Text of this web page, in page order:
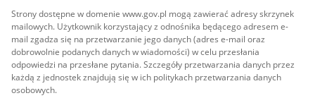
Strony dostępne w domenie www.gov.pl mogą zawierać adresy skrzynek
mailowych. Użytkownik korzystający z odnośnika będącego adresem e-
mail zgadza się na przetwarzanie jego danych (adres e-mail oraz
dobrowolnie podanych danych w wiadomości) w celu przesłania
odpowiedzi na przesłane pytania. Szczegóły przetwarzania danych przez
każdą z jednostek znajdują się w ich politykach przetwarzania danych
osobowych.